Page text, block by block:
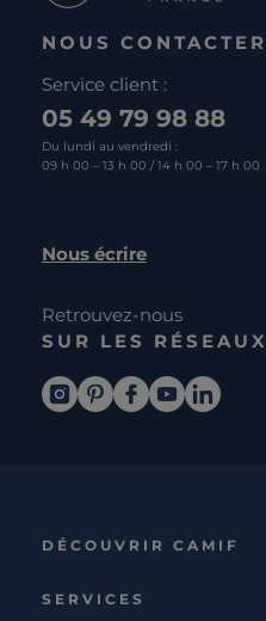
NOUS CONTACTER
Service client :
05 49 79 98 88
Du lundi au vendredi :
09 h 00 – 13 h 00 / 14 h 00 – 17 h 00
Nous écrire
Retrouvez-nous
SUR LES RÉSEAUX
DÉCOUVRIR CAMIF
SERVICES